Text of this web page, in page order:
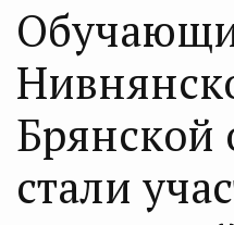
Брянской
стали